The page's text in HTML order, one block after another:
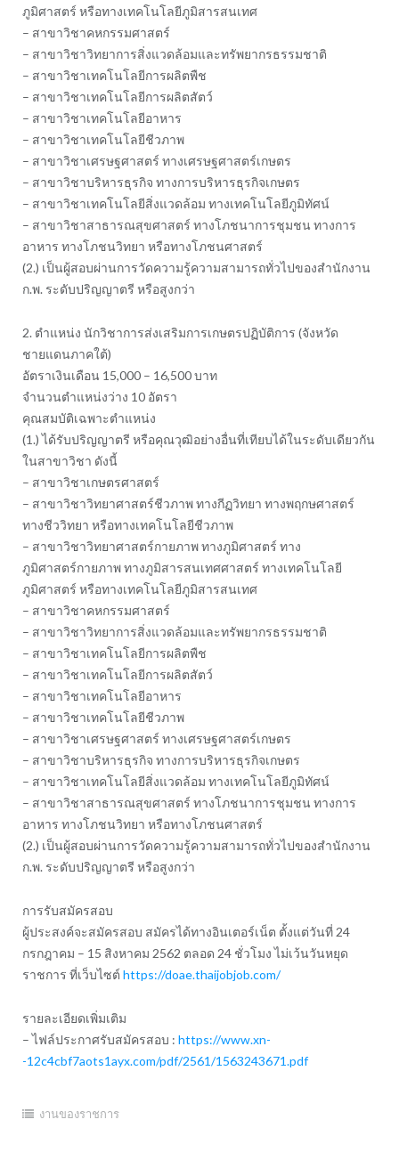
ภูมิศาสตร์ หรือทางเทคโนโลยีภูมิสารสนเทศ
– สาขาวิชาคหกรรมศาสตร์
– สาขาวิชาวิทยาการสิ่งแวดล้อมและทรัพยากรธรรมชาติ
– สาขาวิชาเทคโนโลยีการผลิตพืช
– สาขาวิชาเทคโนโลยีการผลิตสัตว์
– สาขาวิชาเทคโนโลยีอาหาร
– สาขาวิชาเทคโนโลยีชีวภาพ
– สาขาวิชาเศรษฐศาสตร์ ทางเศรษฐศาสตร์เกษตร
– สาขาวิชาบริหารธุรกิจ ทางการบริหารธุรกิจเกษตร
– สาขาวิชาเทคโนโลยีสิ่งแวดล้อม ทางเทคโนโลยีภูมิทัศน์
– สาขาวิชาสาธารณสุขศาสตร์ ทางโภชนาการชุมชน ทางการ
อาหาร ทางโภชนวิทยา หรือทางโภชนศาสตร์
(2.) เป็นผู้สอบผ่านการวัดความรู้ความสามารถทั่วไปของสำนักงาน
ก.พ. ระดับปริญญาตรี หรือสูงกว่า
2. ตำแหน่ง นักวิชาการส่งเสริมการเกษตรปฏิบัติการ (จังหวัด
ชายแดนภาคใต้)
อัตราเงินเดือน 15,000 – 16,500 บาท
จำนวนตำแหน่งว่าง 10 อัตรา
คุณสมบัติเฉพาะตำแหน่ง
(1.) ได้รับปริญญาตรี หรือคุณวุฒิอย่างอื่นที่เทียบได้ในระดับเดียวกัน
ในสาขาวิชา ดังนี้
– สาขาวิชาเกษตรศาสตร์
– สาขาวิชาวิทยาศาสตร์ชีวภาพ ทางกีฏวิทยา ทางพฤกษศาสตร์
ทางชีววิทยา หรือทางเทคโนโลยีชีวภาพ
– สาขาวิชาวิทยาศาสตร์กายภาพ ทางภูมิศาสตร์ ทาง
ภูมิศาสตร์กายภาพ ทางภูมิสารสนเทศศาสตร์ ทางเทคโนโลยี
ภูมิศาสตร์ หรือทางเทคโนโลยีภูมิสารสนเทศ
– สาขาวิชาคหกรรมศาสตร์
– สาขาวิชาวิทยาการสิ่งแวดล้อมและทรัพยากรธรรมชาติ
– สาขาวิชาเทคโนโลยีการผลิตพืช
– สาขาวิชาเทคโนโลยีการผลิตสัตว์
– สาขาวิชาเทคโนโลยีอาหาร
– สาขาวิชาเทคโนโลยีชีวภาพ
– สาขาวิชาเศรษฐศาสตร์ ทางเศรษฐศาสตร์เกษตร
– สาขาวิชาบริหารธุรกิจ ทางการบริหารธุรกิจเกษตร
– สาขาวิชาเทคโนโลยีสิ่งแวดล้อม ทางเทคโนโลยีภูมิทัศน์
– สาขาวิชาสาธารณสุขศาสตร์ ทางโภชนาการชุมชน ทางการ
อาหาร ทางโภชนวิทยา หรือทางโภชนศาสตร์
(2.) เป็นผู้สอบผ่านการวัดความรู้ความสามารถทั่วไปของสำนักงาน
ก.พ. ระดับปริญญาตรี หรือสูงกว่า
การรับสมัครสอบ
ผู้ประสงค์จะสมัครสอบ สมัครได้ทางอินเตอร์เน็ต ตั้งแต่วันที่ 24
กรกฎาคม – 15 สิงหาคม 2562 ตลอด 24 ชั่วโมง ไม่เว้นวันหยุด
ราชการ ที่เว็บไซต์ https://doae.thaijobjob.com/
รายละเอียดเพิ่มเติม
– ไฟล์ประกาศรับสมัครสอบ : https://www.xn-
-12c4cbf7aots1ayx.com/pdf/2561/1563243671.pdf
งานของราชการ